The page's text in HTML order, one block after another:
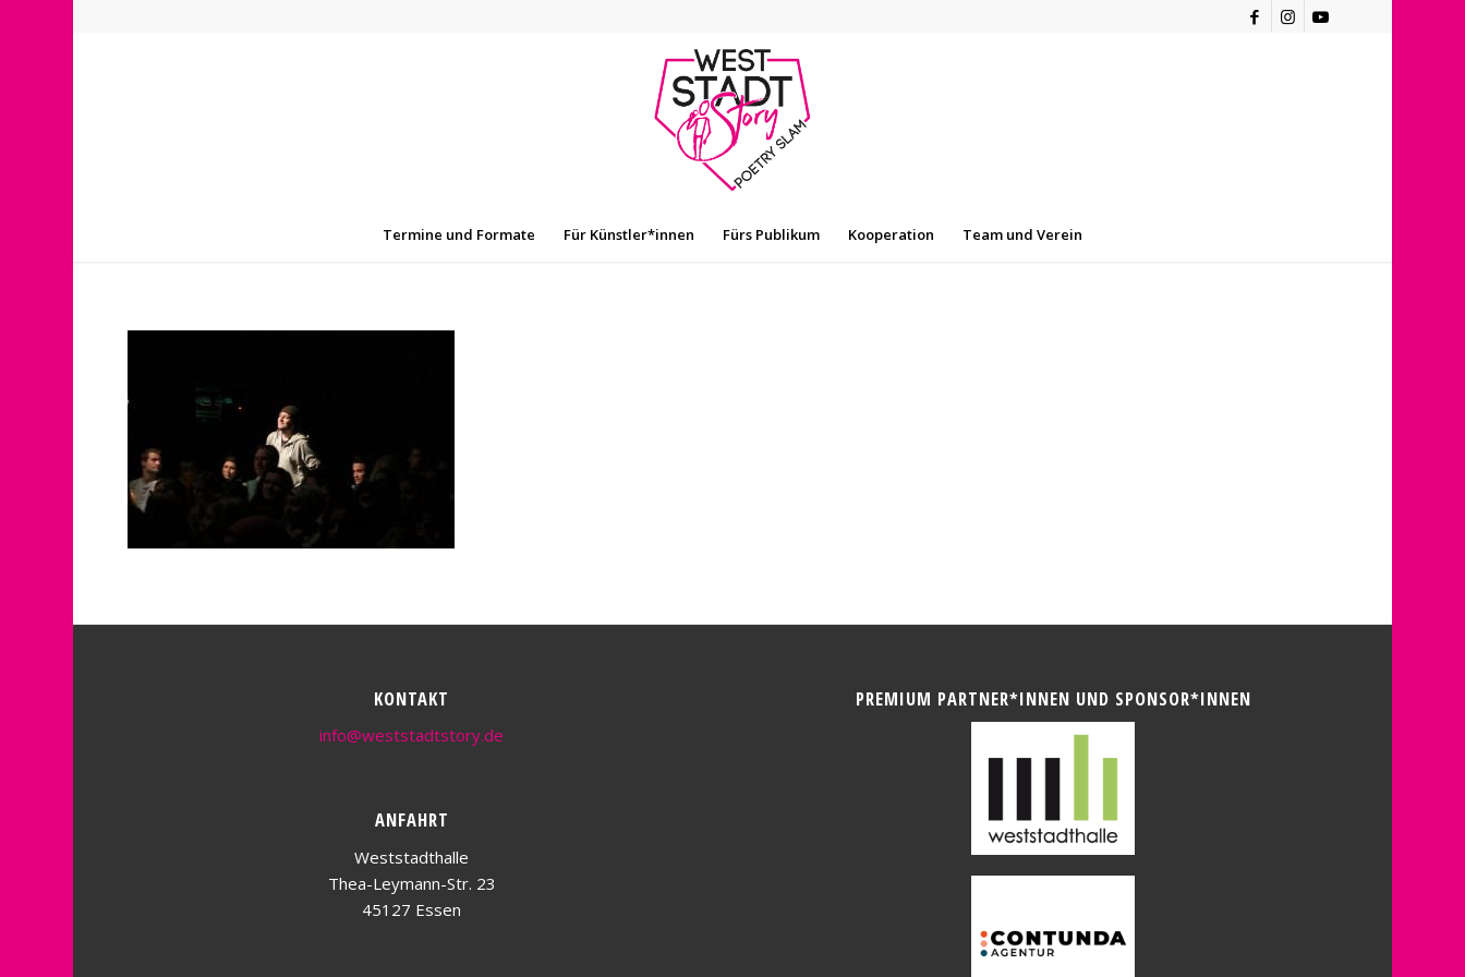
Termine und Formate Für Künstler*innen Fürs Publikum Kooperation Team und Verein
KONTAKT
info@weststadtstory.de
ANFAHRT
Weststadthalle
Thea-Leymann-Str. 23
45127 Essen
PREMIUM PARTNER*INNEN UND SPONSOR*INNEN